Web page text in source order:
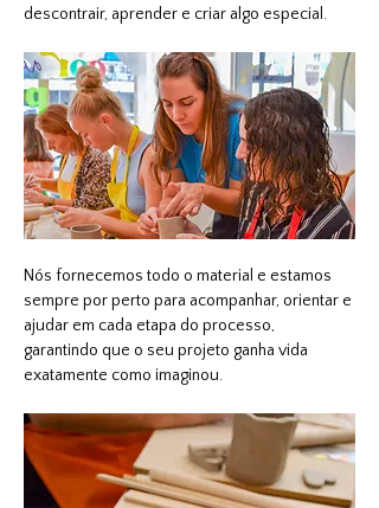
descontrair, aprender e criar algo especial.
Nós fornecemos todo o material e estamos
sempre por perto para acompanhar, orientar e
ajudar em cada etapa do processo,
garantindo que o seu projeto ganha vida
exatamente como imaginou.